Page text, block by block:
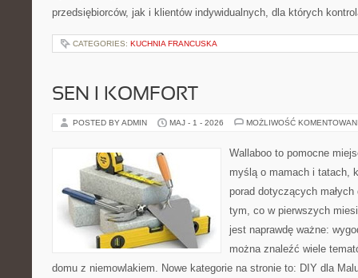
przedsiębiorców, jak i klientów indywidualnych, dla których
CATEGORIES: KUCHNIA FRANCUSKA
SEN I KOMFORT
POSTED BY ADMIN MAJ - 1 - 2026 MOŻLIWOŚĆ
Wallaboo to pomocne
myślą o mamach i tatach,
porad dotyczących
tym, co w pierwszych
jest naprawdę ważne:
można znaleźć wiele
domu z niemowlakiem. Nowe kategorie na stronie to: DIY dla